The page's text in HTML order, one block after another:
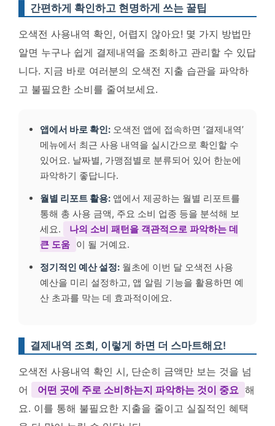
간편하게 확인하고 현명하게 쓰는 꿀팁
오색전 사용내역 확인, 어렵지 않아요! 몇 가지 방법만
알면 누구나 쉽게 결제내역을 조회하고 관리할 수 있답
니다. 지금 바로 여러분의 오색전 지출 습관을 파악하
고 불필요한 소비를 줄여보세요.
앱에서 바로 확인: 오색전 앱에 접속하면 ‘결제내역’
메뉴에서 최근 사용 내역을 실시간으로 확인할 수
있어요. 날짜별, 가맹점별로 분류되어 있어 한눈에
파악하기 좋답니다.
월별 리포트 활용: 앱에서 제공하는 월별 리포트를
통해 총 사용 금액, 주요 소비 업종 등을 분석해 보
세요.
나의 소비 패턴을 객관적으로 파악하는 데
큰 도움 이 될 거예요.
정기적인 예산 설정: 월초에 이번 달 오색전 사용
예산을 미리 설정하고, 앱 알림 기능을 활용하면 예
산 초과를 막는 데 효과적이에요.
결제내역 조회, 이렇게 하면 더 스마트해요!
오색전 사용내역 확인 시, 단순히 금액만 보는 것을 넘
어
어떤 곳에 주로 소비하는지 파악하는 것이 중요 해
요. 이를 통해 불필요한 지출을 줄이고 실질적인 혜택